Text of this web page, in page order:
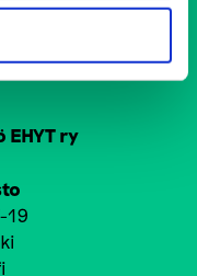
EHYT ry
19